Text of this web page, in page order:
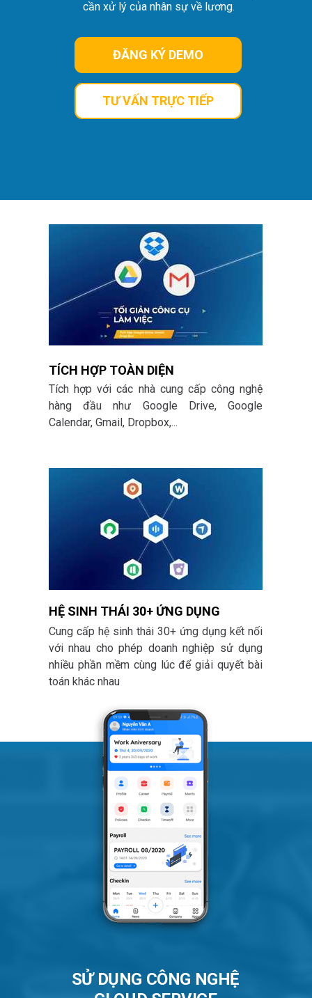
Cung cấp hệ sinh thái 30+ ứng dụng kết nối
với nhau cho phép doanh nghiệp sử dụng
nhiều phần mềm cùng lúc để giải quyết bài
toán khác nhau
Tích hợp với các nhà cung cấp công nghệ
hàng đầu như Google Drive, Google
Calendar, Gmail, Dropbox,...
TÍCH HỢP TOÀN DIỆN
HỆ SINH THÁI 30+ ỨNG DỤNG
SỬ DỤNG CÔNG NGHỆ
cần xử lý của nhân sự về lương.
ĐĂNG KÝ DEMO
TƯ VẤN TRỰC TIẾP